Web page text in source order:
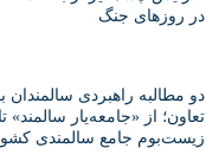
در روزهای جنگ
دو مطالبه راهبردی سالمندان
تعاون؛ از «جامعه‌یار سالمند»
زیست‌بوم جامع سالمندی